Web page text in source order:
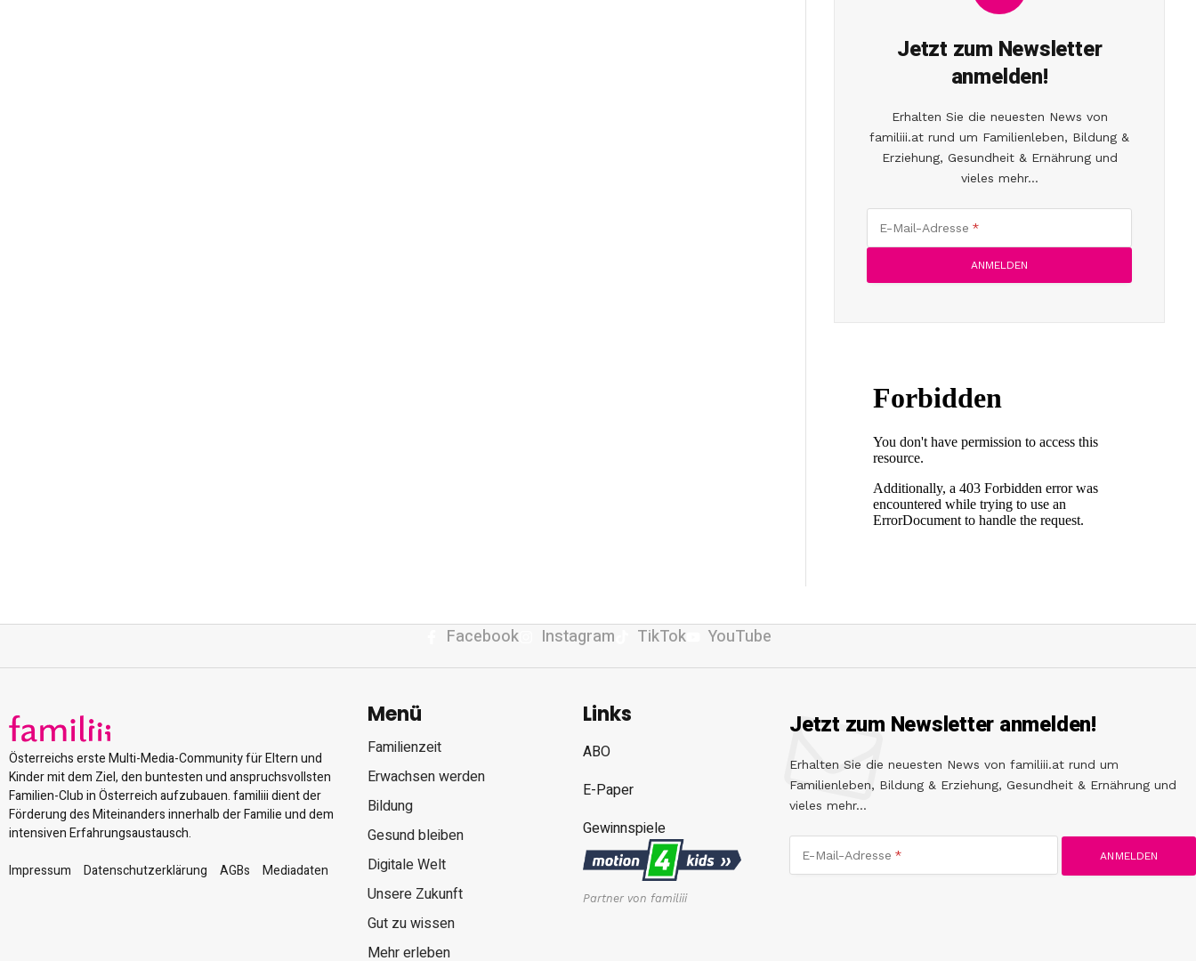
Jetzt zum Newsletter
anmelden!
Erhalten Sie die neuesten News von
familiii.at rund um Familienleben, Bildung &
Erziehung, Gesundheit & Ernährung und
vieles mehr...
E-Mail-Adresse
Facebook Instagram TikTok YouTube
Österreichs erste Multi-Media-Community für Eltern und
Kinder mit dem Ziel, den buntesten und anspruchsvollsten
Familien-Club in Österreich aufzubauen. familiii dient der
Förderung des Miteinanders innerhalb der Familie und dem
intensiven Erfahrungsaustausch.
Impressum
Datenschutzerklärung AGBs Mediadaten
Menü
Familienzeit
Erwachsen werden
Bildung
Gesund bleiben
Digitale Welt
Unsere Zukunft
Gut zu wissen
Mehr erleben
Links
ABO
E-Paper
Gewinnspiele
Partner von familiii
Jetzt zum Newsletter anmelden!
Erhalten Sie die neuesten News von familiii.at rund um
Familienleben, Bildung & Erziehung, Gesundheit & Ernährung und
vieles mehr...
E-Mail-Adresse